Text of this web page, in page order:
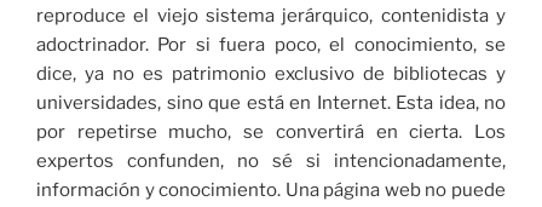
reproduce el viejo sistema jerárquico, contenidista y
adoctrinador. Por si fuera poco, el conocimiento, se
dice, ya no es patrimonio exclusivo de bibliotecas y
universidades, sino que está en Internet. Esta idea, no
por repetirse mucho, se convertirá en cierta. Los
expertos confunden, no sé si intencionadamente,
información y conocimiento. Una página web no puede